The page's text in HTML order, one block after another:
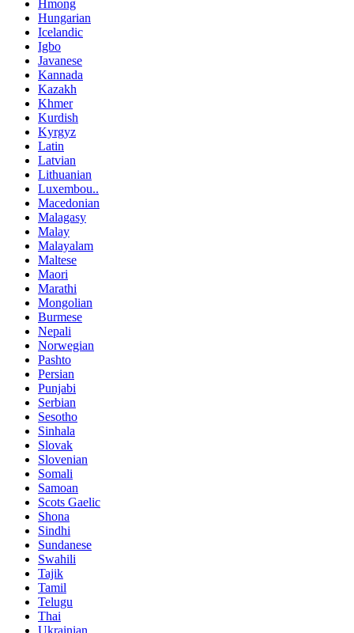
Hmong
Hungarian
Icelandic
Igbo
Javanese
Kannada
Kazakh
Khmer
Kurdish
Kyrgyz
Latin
Latvian
Lithuanian
Luxembou..
Macedonian
Malagasy
Malay
Malayalam
Maltese
Maori
Marathi
Mongolian
Burmese
Nepali
Norwegian
Pashto
Persian
Punjabi
Serbian
Sesotho
Sinhala
Slovak
Slovenian
Somali
Samoan
Scots Gaelic
Shona
Sindhi
Sundanese
Swahili
Tajik
Tamil
Telugu
Thai
Ukrainian